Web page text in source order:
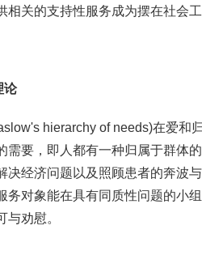
相关的支持性服务成为摆在社会
论
hierarchy of needs)在爱和
需要，即人都有一种归属于群体
决经济问题以及照顾患者的奔波
务对象能在具有同质性问题的小
劝慰。